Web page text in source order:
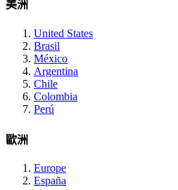
美洲
United States
Brasil
México
Argentina
Chile
Colombia
Perú
歐洲
Europe
España